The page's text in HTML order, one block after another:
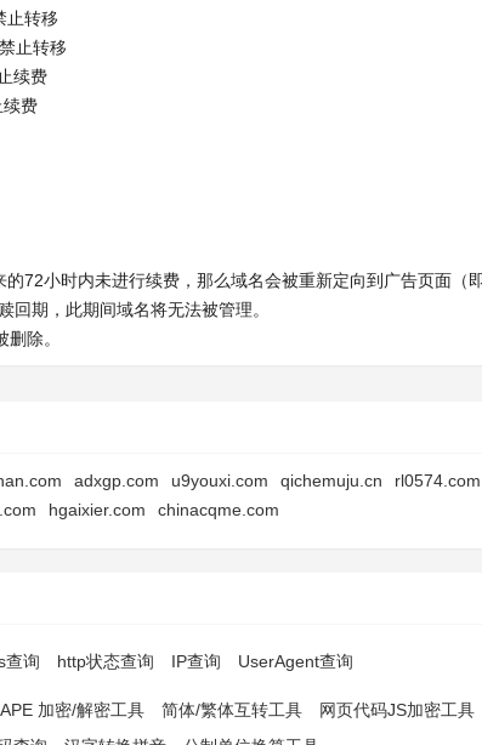
止转移
止转移
续费
续费
72小时内未进行续费，那么域名会被重新定向到广告页面（
期，此期间域名将无法被管理。
除。
adxgp.com u9youxi.com qichemuju.cn rl0574.com
hgaixier.com chinacqme.com
查询 http状态查询 IP查询 UserAgent查询
加密/解密工具 简体/繁体互转工具 网页代码JS加密工具